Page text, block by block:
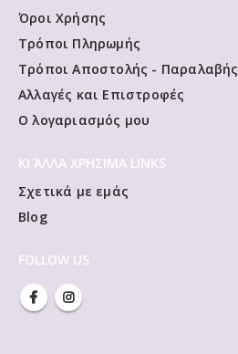
Όροι Χρήσης
Τρόποι Πληρωμής
Τρόποι Αποστολής - Παραλαβής
Αλλαγές και Επιστροφές
Ο λογαριασμός μου
ΚΙ ΆΛΛΑ ΧΡΗΣΙΜΑ LINKS
Σχετικά με εμάς
Blog
FOLLOW US